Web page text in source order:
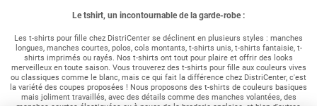
Le tshirt, un incontournable de la garde-robe :
Les t-shirts pour fille chez DistriCenter se déclinent en plusieurs styles : manches
longues, manches courtes, polos, cols montants, t-shirts unis, t-shirts fantaisie, t-
shirts imprimés ou rayés. Nos t-shirts ont tout pour plaire et offrir des looks
merveilleux en toute saison. Vous trouverez des t-shirts pour fille aux couleurs vives
ou classiques comme le blanc, mais ce qui fait la différence chez DistriCenter, c'est
la variété des coupes proposées ! Nous proposons des t-shirts de couleurs basiques
mais joliment travaillés, avec des détails comme des manches volantées, des